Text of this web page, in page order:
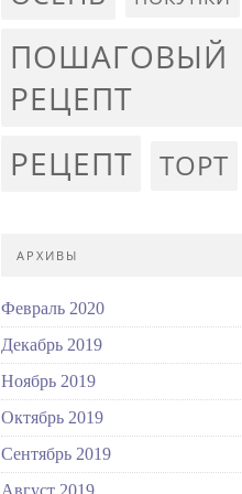
ПОШАГОВЫЙ
РЕЦЕПТ
РЕЦЕПТ
ТОРТ
АРХИВЫ
Февраль 2020
Декабрь 2019
Ноябрь 2019
Октябрь 2019
Сентябрь 2019
Август 2019